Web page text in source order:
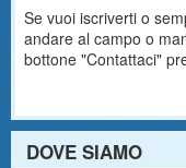
Se vuoi iscriverti o
andare al campo o
bottone "Contattaci"
DOVE SIAMO